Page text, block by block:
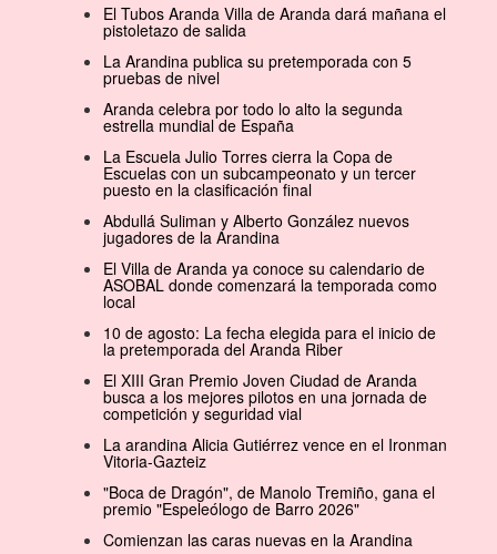
El Tubos Aranda Villa de Aranda dará mañana el
pistoletazo de salida
La Arandina publica su pretemporada con 5
pruebas de nivel
Aranda celebra por todo lo alto la segunda
estrella mundial de España
La Escuela Julio Torres cierra la Copa de
Escuelas con un subcampeonato y un tercer
puesto en la clasificación final
Abdullá Suliman y Alberto González nuevos
jugadores de la Arandina
El Villa de Aranda ya conoce su calendario de
ASOBAL donde comenzará la temporada como
local
10 de agosto: La fecha elegida para el inicio de
la pretemporada del Aranda Riber
El XIII Gran Premio Joven Ciudad de Aranda
busca a los mejores pilotos en una jornada de
competición y seguridad vial
La arandina Alicia Gutiérrez vence en el Ironman
Vitoria-Gazteiz
"Boca de Dragón", de Manolo Tremiño, gana el
premio "Espeleólogo de Barro 2026"
Comienzan las caras nuevas en la Arandina